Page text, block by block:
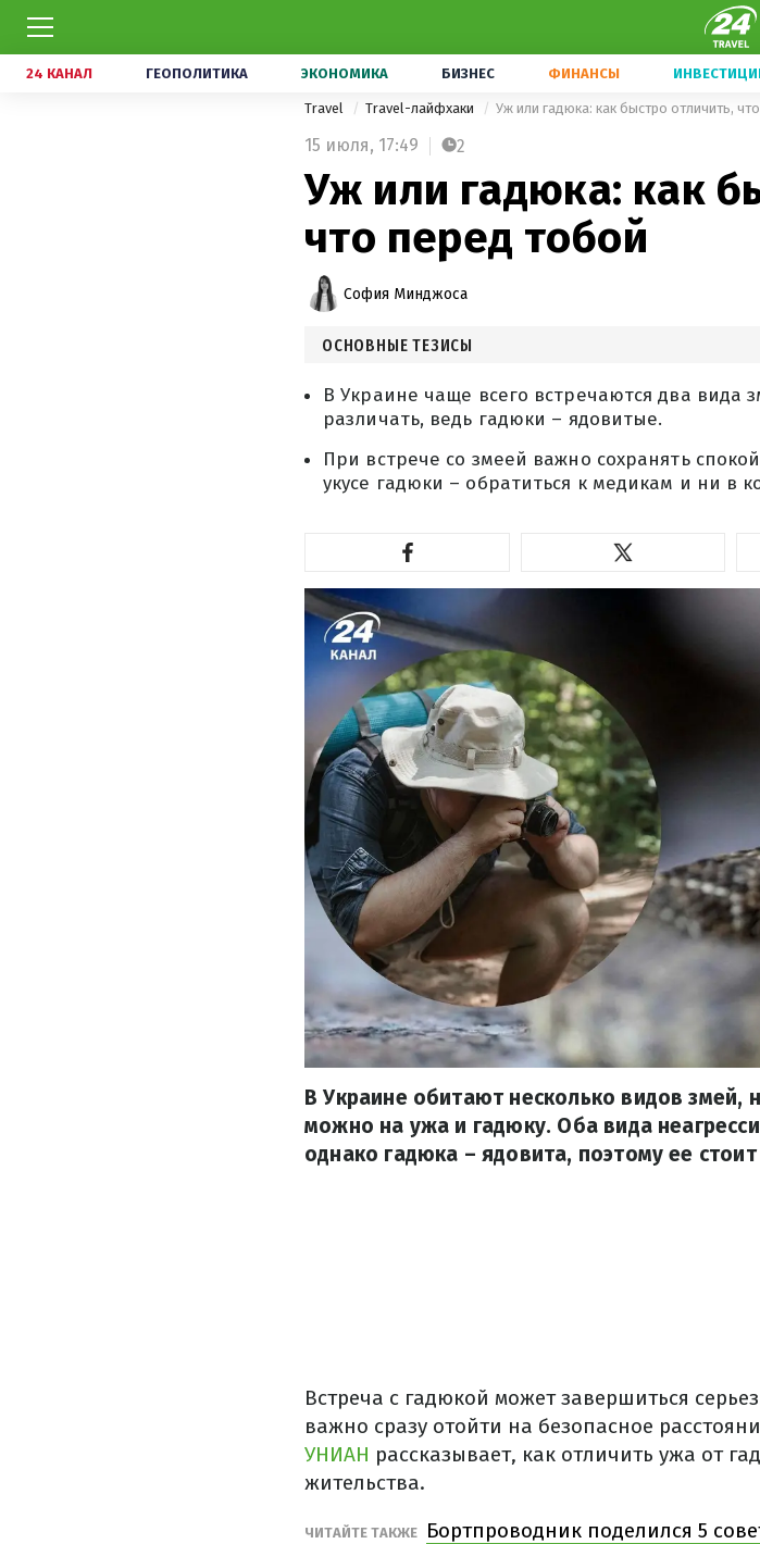
24 КАНАЛ ГЕОПОЛИТИКА ЭКОНОМИКА БИЗНЕС ФИНАНСЫ
Travel Travel-лайфхаки Уж или гадюка: как быстро отличить,
15 июля, 17:49 2
Уж или гадюка: как
что перед тобой
София Минджоса
ОСНОВНЫЕ ТЕЗИСЫ
В Украине чаще всего встречаются два вида
различать, ведь гадюки – ядовитые.
При встрече со змеей важно сохранять
укусе гадюки – обратиться к медикам и ни в
В Украине обитают несколько видов змей,
можно на ужа и гадюку. Оба вида
однако гадюка – ядовита, поэтому ее
Встреча с гадюкой может завершиться
важно сразу отойти на безопасное
УНИАН рассказывает, как отличить ужа от
жительства.
ЧИТАЙТЕ ТАКЖЕ
Бортпроводник поделился 5